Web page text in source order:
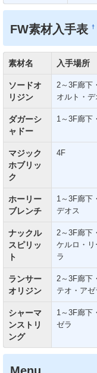
FW素材入手表†
素材名 入手場所
ソードオ
リジン
2～3F廊下
オルト・
ダガーシ
ャドー
1～3F廊下
マジック
ホブリッ
ク
4F
ホーリー
ブレンチ
1～3F廊下
デオス
ナックル
スピリッ
ト
2～3F廊下
ケルロ・
ラ
ランサー
オリジン
2～3F廊下
テオ・アゼ
シャーマ
ンストリ
ング
1～3F廊下
ゼラ